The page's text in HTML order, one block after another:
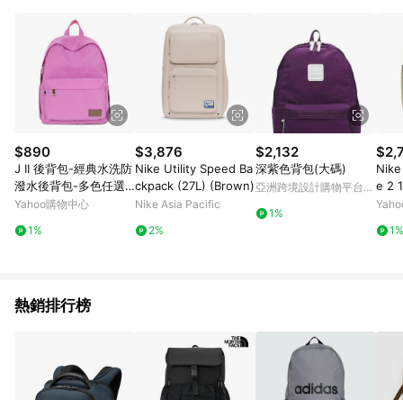
$890
J II 後背包-經典水洗防
潑水後背包-多色任選-
6388-27
Yahoo購物中心
1%
$3,876
Nike Utility Speed Ba
ckpack (27L) (Brown)
Nike Asia Pacific
2%
$2,132
深紫色背包(大碼)
亞洲跨境設計購物平台
1%
e 2
卡其
1%
熱銷排行榜